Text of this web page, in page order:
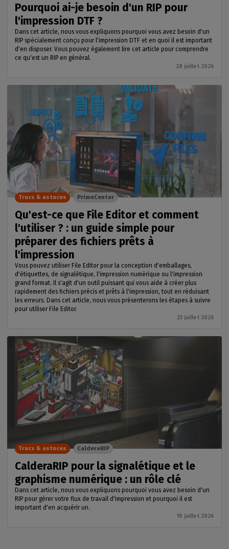
Pourquoi ai-je besoin d'un RIP pour
l'impression DTF ?
Dans cet article, nous vous expliquons pourquoi vous avez besoin d'un
RIP spécialement conçu pour l'impression DTF et en quoi il est important
d'en disposer. Vous pouvez également lire cet article pour comprendre
ce qu'est un RIP en général.
28 juillet 2026
Qu'est-ce que File Editor et comment
l'utiliser ? : un guide simple pour
préparer des fichiers prêts à
l'impression
Vous pouvez utiliser File Editor pour la conception d'emballages,
d'étiquettes, de signalétique, l'impression numérique ou l'impression
grand format. Il s'agit d'un outil puissant qui vous aide à créer plus
rapidement des fichiers précis et prêts à l'impression, tout en réduisant
les erreurs. Dans cet article, nous vous présenterons les étapes à suivre
pour utiliser File Editor.
23 juillet 2026
Trucs & astuces PrimeCenter
CalderaRIP pour la signalétique et le
graphisme numérique : un rôle clé
Dans cet article, nous vous expliquons pourquoi vous avez besoin d'un
RIP pour gérer votre flux de travail d'impression et pourquoi il est
important d'en acquérir un.
10 juillet 2026
Trucs & astuces CalderaRIP